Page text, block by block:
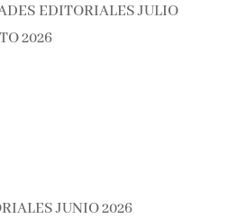
EDITORIALES JULIO
2026
JUNIO 2026